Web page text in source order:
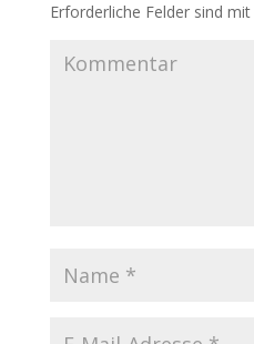
Erforderliche Felder sind mit